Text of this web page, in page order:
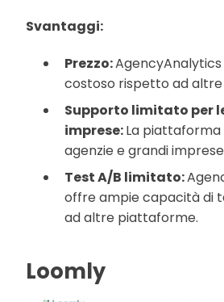
Svantaggi:
Prezzo:
costoso rispetto ad
Supporto limitato per
imprese:La
agenzie e grandi
Test A/B limitato:
offre ampie capacità di
ad altre piattaforme.
Loomly